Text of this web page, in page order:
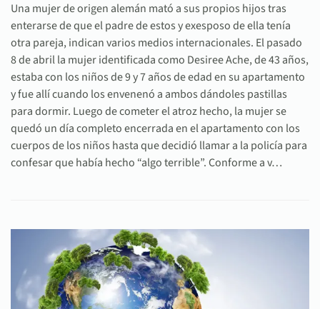
Una mujer de origen alemán mató a sus propios hijos tras
enterarse de que el padre de estos y exesposo de ella tenía
otra pareja, indican varios medios internacionales. El pasado
8 de abril la mujer identificada como Desiree Ache, de 43 años,
estaba con los niños de 9 y 7 años de edad en su apartamento
y fue allí cuando los envenenó a ambos dándoles pastillas
para dormir. Luego de cometer el atroz hecho, la mujer se
quedó un día completo encerrada en el apartamento con los
cuerpos de los niños hasta que decidió llamar a la policía para
confesar que había hecho “algo terrible”. Conforme a v…